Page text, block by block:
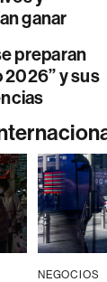
ganar
preparan
2026” y sus
NEGOCIOS